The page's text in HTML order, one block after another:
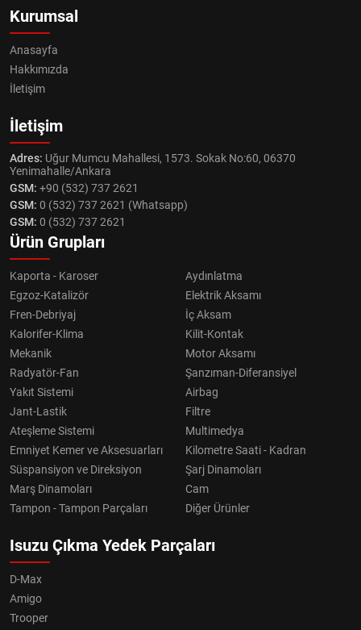
Kurumsal
Anasayfa
Hakkımızda
İletişim
İletişim
Adres: Uğur Mumcu Mahallesi, 1573. Sokak No:60, 06370
Yenimahalle/Ankara
GSM: +90 (532) 737 2621
GSM: 0 (532) 737 2621 (Whatsapp)
GSM: 0 (532) 737 2621
Ürün Grupları
Kaporta - Karoser
Aydınlatma
Egzoz-Katalizör
Elektrik Aksamı
Fren-Debriyaj
İç Aksam
Kalorifer-Klima
Kilit-Kontak
Mekanik
Motor Aksamı
Radyatör-Fan
Şanzıman-Diferansiyel
Yakıt Sistemi
Airbag
Jant-Lastik
Filtre
Ateşleme Sistemi
Multimedya
Emniyet Kemer ve Aksesuarları
Kilometre Saati - Kadran
Süspansiyon ve Direksiyon
Şarj Dinamoları
Marş Dinamoları
Cam
Tampon - Tampon Parçaları
Diğer Ürünler
Isuzu Çıkma Yedek Parçaları
D-Max
Amigo
Trooper